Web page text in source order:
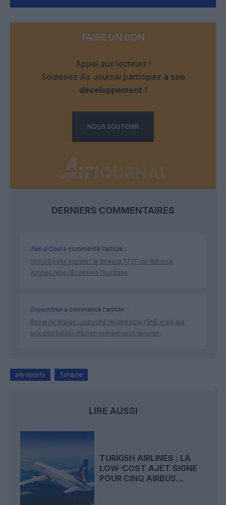
FAIRE UN DON
Appel aux lecteurs !
Soutenez Air Journal participez à son
développement !
NOUS SOUTENIR
DERNIERS COMMENTAIRES
Pas si Coola commenté l'article :
19 h 23 sans escale : le Boeing 777F de National
Airlines relie l’Écosse à l’Australie
Dreamlinera commenté l'article :
Royal Air Maroc : capacité record pour l’été, mais les
prix des billets d’avion restent sous tension
aéroports Turquie
LIRE AUSSI
TURKISH AIRLINES : LA
LOW-COST AJET SIGNE
POUR CINQ AIRBUS...